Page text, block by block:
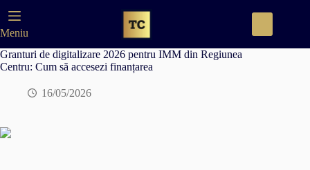
content
Meniu
Granturi de digitalizare 2026 pentru IMM din Regiunea
Centru: Cum să accesezi finanțarea
16/05/2026